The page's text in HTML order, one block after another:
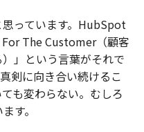
っています。HubSpot
The Customer（顧客
」という言葉がそれで
剣に向き合い続けるこ
も変わらない。むしろ
す。